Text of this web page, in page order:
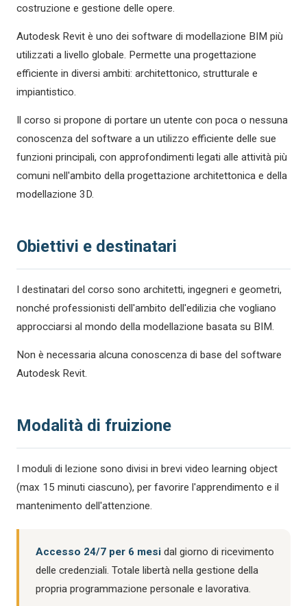
costruzione e gestione delle opere.
Autodesk Revit è uno dei software di modellazione BIM più
utilizzati a livello globale. Permette una progettazione
efficiente in diversi ambiti: architettonico, strutturale e
impiantistico.
Il corso si propone di portare un utente con poca o nessuna
conoscenza del software a un utilizzo efficiente delle sue
funzioni principali, con approfondimenti legati alle attività più
comuni nell'ambito della progettazione architettonica e della
modellazione 3D.
Obiettivi e destinatari
I destinatari del corso sono architetti, ingegneri e geometri,
nonché professionisti dell'ambito dell'edilizia che vogliano
approcciarsi al mondo della modellazione basata su BIM.
Non è necessaria alcuna conoscenza di base del software
Autodesk Revit.
Modalità di fruizione
I moduli di lezione sono divisi in brevi video learning object
(max 15 minuti ciascuno), per favorire l'apprendimento e il
mantenimento dell'attenzione.
Accesso 24/7 per 6 mesi dal giorno di ricevimento
delle credenziali. Totale libertà nella gestione della
propria programmazione personale e lavorativa.